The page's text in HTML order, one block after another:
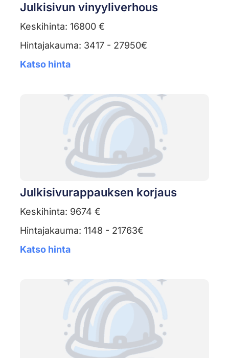
Julkisivun vinyyliverhous
Keskihinta: 16800 €
Hintajakauma: 3417 - 27950€
Katso hinta
Julkisivurappauksen korjaus
Keskihinta: 9674 €
Hintajakauma: 1148 - 21763€
Katso hinta